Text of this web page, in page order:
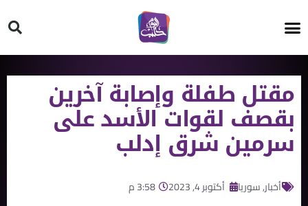
مقتل طفلة وإصابة آخرين
بقصف لقوات الأسد على
سرمين شرق إدلب
أخبار,سوريا أكتوبر 4, 2023 3:58 م